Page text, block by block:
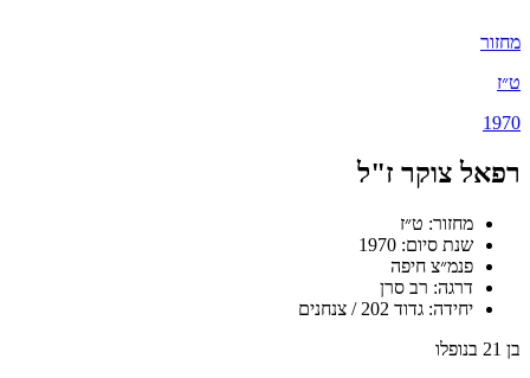
מחזור
ט״ז
1970
רפאל צוקר ז"ל
מחזור: ט״ז
שנת סיום: 1970
פנמ״צ חיפה
דרגה: רב סרן
יחידה: גדוד 202 / צנחנים
בן 21 בנופלו